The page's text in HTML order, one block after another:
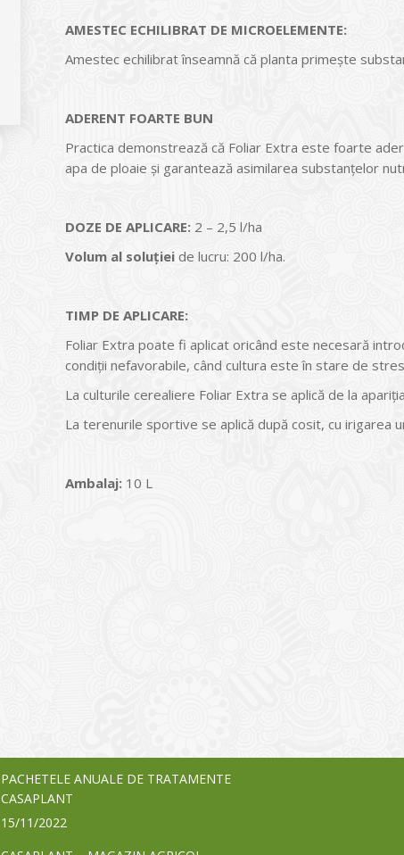
AMESTEC ECHILIBRAT DE MICROELEMENTE:
Amestec echilibrat înseamnă că planta primeşte
ADERENT FOARTE BUN
Practica demonstrează că Foliar Extra este foarte
apa de ploaie și garantează asimilarea substanțelor
DOZE DE APLICARE: 2 – 2,5 l/ha
Volum al soluţiei de lucru: 200 l/ha.
TIMP DE APLICARE:
Foliar Extra poate fi aplicat oricând este necesară
condiţii nefavorabile, când cultura este în stare de
La culturile cerealiere Foliar Extra se aplică de la
La terenurile sportive se aplică după cosit, cu irigarea
Ambalaj: 10 L
PACHETELE ANUALE DE TRATAMENTE
CASAPLANT
15/11/2022